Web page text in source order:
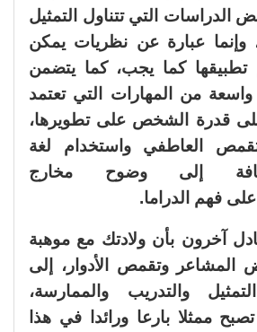
الدراسات التي تتناول التمثيل
وإنما عبارة عن نظريات يمكن
تطبيقها كما يجب، كما يتضمن
واسعة من المهارات التي تعتمد
قدرة الشخص على تطويرها،
العاطفي واستخدام لغة
إلى وضوح مخارج
فهم الدراما.
آخرون بأن ولادتك مع موهبة
المشاعر وتقمص الأدوار، إلى
والتدريب والممارسة،
ممثلا بارعا ورائدا في هذا